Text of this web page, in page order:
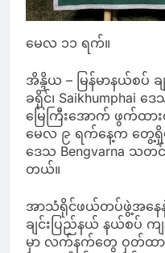
မေလ ၁၁ ရက်။
အိန္ဒိယ – မြန်မာနယ်စပ်
ခရိုင်၊ Saikhumphai
မြေကြီးအောက် ဖွက်
မေလ ၉ ရက်နေ့က တွေ့
ဒေသ Bengvarna သတင်
တယ်။
အာသံရိုင်ဖယ်တပ်ဖွဲ့အနေနဲ့
ချင်းပြည်နယ် နယ်စပ် ကျ
မှာ လက်နက်တွေ ဝှတ်ထ